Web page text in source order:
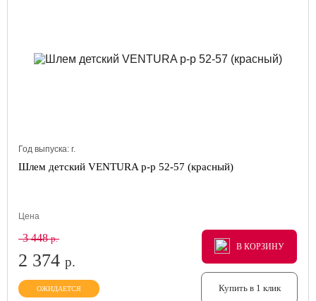
Год выпуска: г.
Шлем детский VENTURA р-р 52-57 (красный)
Цена
3 448р.
2 374 р.
ОЖИДАЕТСЯ
В КОРЗИНУ
В КОРЗИНУ
В КОРЗИНУ
Купить в 1 клик